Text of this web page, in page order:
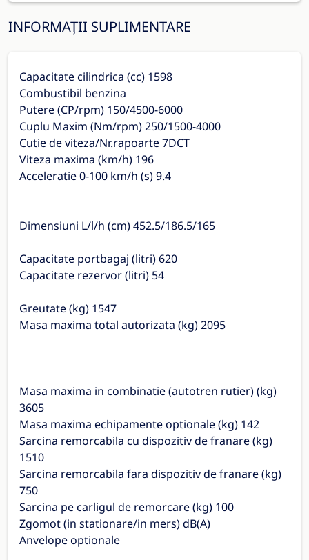
INFORMAȚII SUPLIMENTARE
Capacitate cilindrica (cc) 1598
Combustibil benzina
Putere (CP/rpm) 150/4500-6000
Cuplu Maxim (Nm/rpm) 250/1500-4000
Cutie de viteza/Nr.rapoarte 7DCT
Viteza maxima (km/h) 196
Acceleratie 0-100 km/h (s) 9.4
Dimensiuni L/l/h (cm) 452.5/186.5/165
Capacitate portbagaj (litri) 620
Capacitate rezervor (litri) 54
Greutate (kg) 1547
Masa maxima total autorizata (kg) 2095
Masa maxima in combinatie (autotren rutier) (kg)
3605
Masa maxima echipamente optionale (kg) 142
Sarcina remorcabila cu dispozitiv de franare (kg)
1510
Sarcina remorcabila fara dispozitiv de franare (kg)
750
Sarcina pe carligul de remorcare (kg) 100
Zgomot (in stationare/in mers) dB(A)
Anvelope optionale